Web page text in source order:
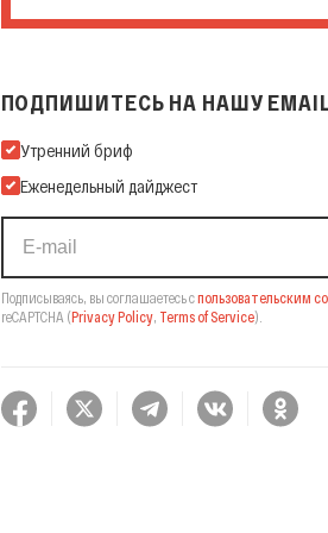
ПОДПИШИТЕСЬ НА НАШУ
Подпишитесь на нашу Email-рассылку
Утренний бриф
Еженедельный дайджест
Подписываясь, вы соглашаетесь спользовательским
reCAPTCHA (Privacy Policy, Terms of Service).